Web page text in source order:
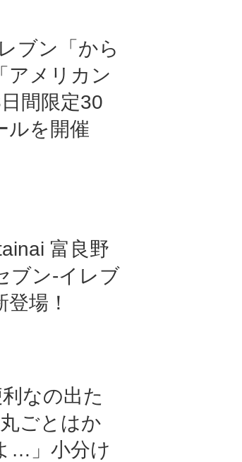
ブン「から
アメリカン
間限定30
ルを開催
富良野
ブン‐イレブ
場！
なの出た
ごとはか
…」小分け